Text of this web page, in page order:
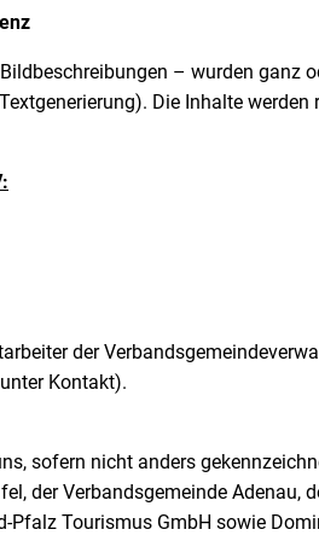
– wurden
Die Inhalte
der
Kontakt).
sofern nicht anders
der Verbandsgemeinde
Pfalz Tourismus GmbH sowie